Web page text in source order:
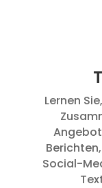
Lernen
Social-